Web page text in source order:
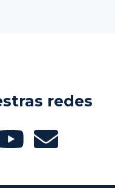
redes